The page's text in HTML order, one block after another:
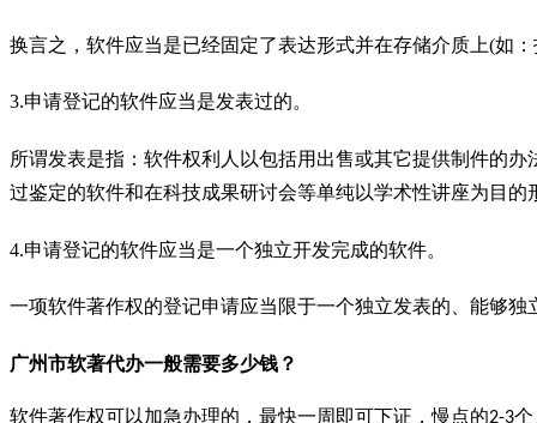
换言之，软件应当是已经固定了表达形式并在存储介质上(如
3.申请登记的软件应当是发表过的。
所谓发表是指：软件权利人以包括用出售或其它提供制件的
过鉴定的软件和在科技成果研讨会等单纯以学术性讲座为目的
4.申请登记的软件应当是一个独立开发完成的软件。
一项软件著作权的登记申请应当限于一个独立发表的、能够
广州市软著代办一般需要多少钱？
软件著作权可以加急办理的，最快一周即可下证，慢点的2-3个